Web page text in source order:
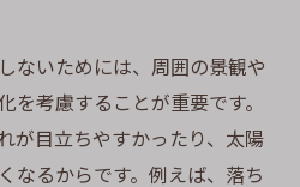
ないためには、周囲の景観や
考慮することが重要です。
が目立ちやすかったり、太陽
なるからです。例えば、落ち